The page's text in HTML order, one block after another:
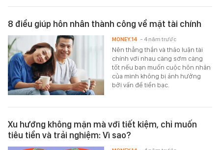
8 điều giúp hôn nhân thành công về mặt tài chính
Nên thẳng thắn và thảo luận tài
chính với nhau càng sớm càng
tốt nếu bạn muốn cuộc hôn nhân
của mình không bị ảnh hưởng
bởi vấn đề tiền bạc.
MONEY.14 - 4 năm trước
Xu hướng không mặn mà với tiết kiệm, chỉ muốn
tiêu tiền và trải nghiệm: Vì sao?